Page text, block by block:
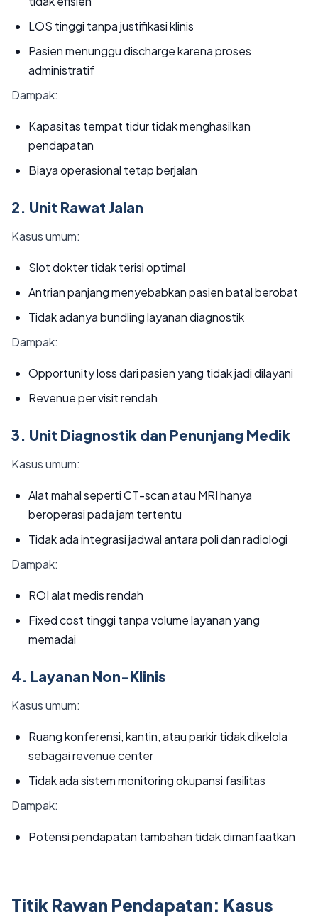
LOS tinggi tanpa justifikasi klinis
Pasien menunggu discharge karena proses
administratif
Dampak:
Kapasitas tempat tidur tidak menghasilkan
pendapatan
Biaya operasional tetap berjalan
2. Unit Rawat Jalan
Kasus umum:
Slot dokter tidak terisi optimal
Antrian panjang menyebabkan pasien batal berobat
Tidak adanya bundling layanan diagnostik
Dampak:
Opportunity loss dari pasien yang tidak jadi dilayani
Revenue per visit rendah
3. Unit Diagnostik dan Penunjang Medik
Kasus umum:
Alat mahal seperti CT-scan atau MRI hanya
beroperasi pada jam tertentu
Tidak ada integrasi jadwal antara poli dan radiologi
Dampak:
ROI alat medis rendah
Fixed cost tinggi tanpa volume layanan yang
memadai
4. Layanan Non-Klinis
Kasus umum:
Ruang konferensi, kantin, atau parkir tidak dikelola
sebagai revenue center
Tidak ada sistem monitoring okupansi fasilitas
Dampak:
Potensi pendapatan tambahan tidak dimanfaatkan
Titik Rawan Pendapatan: Kasus